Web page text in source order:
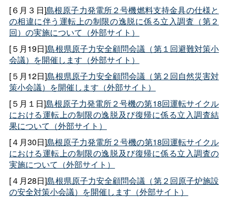
[６月３日]島根原子力発電所２号機燃料支持金具の仕様と
の相違に伴う運転上の制限の逸脱に係る立入調査（第２
回）の実施について（外部サイト）
[５月19日]島根県原子力安全顧問会議（第１回避難対策小
会議）を開催します（外部サイト）
[５月12日]島根県原子力安全顧問会議（第２回自然災害対
策小会議）を開催します（外部サイト）
[５月１日]島根原子力発電所２号機の第18回運転サイクル
における運転上の制限の逸脱及び復帰に係る立入調査結
果について（外部サイト）
[４月30日]島根原子力発電所２号機の第18回運転サイクル
における運転上の制限の逸脱及び復帰に係る立入調査の
実施について（外部サイト）
[４月28日]島根県原子力安全顧問会議（第２回原子炉施設
の安全対策小会議）を開催します（外部サイト）